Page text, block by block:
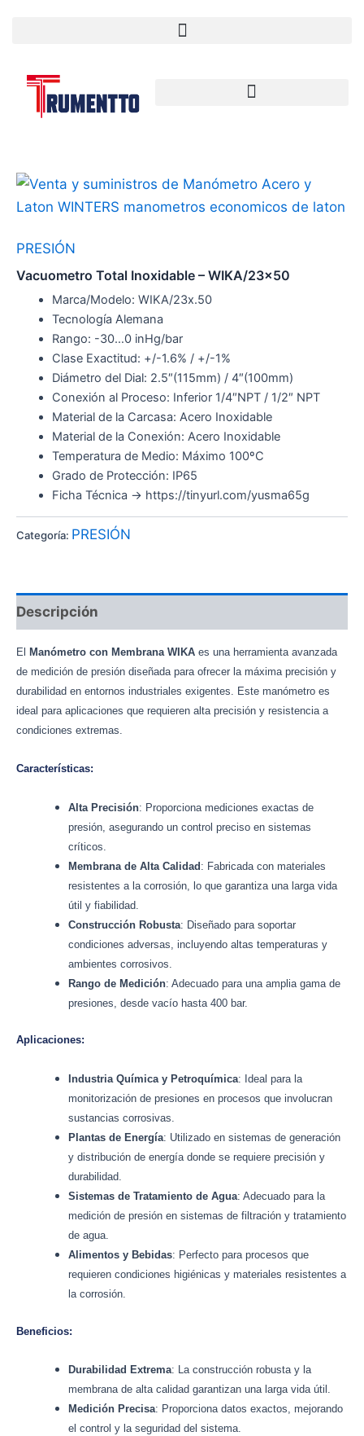
PRESIÓN
Vacuometro Total Inoxidable – WIKA/23×50
Marca/Modelo: WIKA/23x.50
Tecnología Alemana
Rango: -30…0 inHg/bar
Clase Exactitud: +/-1.6% / +/-1%
Diámetro del Dial: 2.5″(115mm) / 4″(100mm)
Conexión al Proceso: Inferior 1/4″NPT / 1/2″ NPT
Material de la Carcasa: Acero Inoxidable
Material de la Conexión: Acero Inoxidable
Temperatura de Medio: Máximo 100ºC
Grado de Protección: IP65
Ficha Técnica -> https://tinyurl.com/yusma65g
Categoría: PRESIÓN
Descripción
El Manómetro con Membrana WIKA es una herramienta avanzada
de medición de presión diseñada para ofrecer la máxima precisión y
durabilidad en entornos industriales exigentes. Este manómetro es
ideal para aplicaciones que requieren alta precisión y resistencia a
condiciones extremas.
Características:
Alta Precisión: Proporciona mediciones exactas de
presión, asegurando un control preciso en sistemas
críticos.
Membrana de Alta Calidad: Fabricada con materiales
resistentes a la corrosión, lo que garantiza una larga vida
útil y fiabilidad.
Construcción Robusta: Diseñado para soportar
condiciones adversas, incluyendo altas temperaturas y
ambientes corrosivos.
Rango de Medición: Adecuado para una amplia gama de
presiones, desde vacío hasta 400 bar.
Aplicaciones:
Industria Química y Petroquímica: Ideal para la
monitorización de presiones en procesos que involucran
sustancias corrosivas.
Plantas de Energía: Utilizado en sistemas de generación
y distribución de energía donde se requiere precisión y
durabilidad.
Sistemas de Tratamiento de Agua: Adecuado para la
medición de presión en sistemas de filtración y tratamiento
de agua.
Alimentos y Bebidas: Perfecto para procesos que
requieren condiciones higiénicas y materiales resistentes a
la corrosión.
Beneficios:
Durabilidad Extrema: La construcción robusta y la
membrana de alta calidad garantizan una larga vida útil.
Medición Precisa: Proporciona datos exactos, mejorando
el control y la seguridad del sistema.